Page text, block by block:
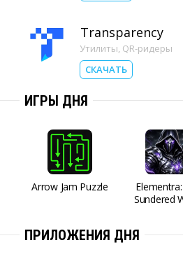
Transparency
Утилиты, QR-ридеры
СКАЧАТЬ
ИГРЫ ДНЯ
Arrow Jam Puzzle
Sundered
ПРИЛОЖЕНИЯ ДНЯ